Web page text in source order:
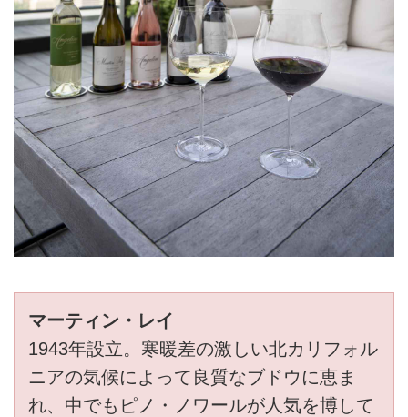
マーティン・レイ
1943年設立。寒暖差の激しい北カリフォル
ニアの気候によって良質なブドウに恵ま
れ、中でもピノ・ノワールが人気を博して